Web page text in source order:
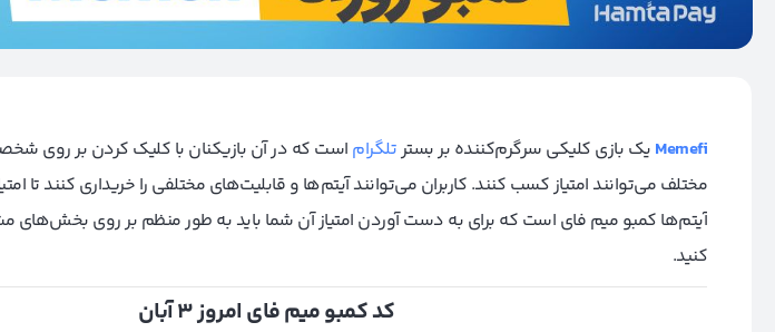
Memefi یک بازی کلیکی سرگرم‌کننده بر بسترتلگرام است که در آن بازیکنان با کلیک کردن بر روی
مختلف می‌توانند امتیاز کسب کنند. کاربران می‌توانند آیتم‌ها و قابلیت‌های مختلفی را خریداری کنند تا
آیتم‌ها کمبو میم فای است که برای به دست آوردن امتیاز آن شما باید به طور منظم بر روی
کنید.
کد کمبو میم فای امروز 3 آبان